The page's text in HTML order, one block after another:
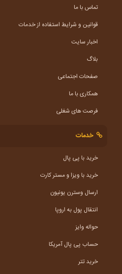
تماس با ما
قوانین و شرایط استفاده از خدمات
اخبار سایت
بلاگ
صفحات اجتماعی
همکاری با ما
فرصت های شغلی
خدمات
خرید با پی پال
خرید با ویزا و مستر کارت
ارسال وسترن یونیون
انتقال پول به اروپا
حواله وایز
حساب پی پال آمریکا
خرید تتر